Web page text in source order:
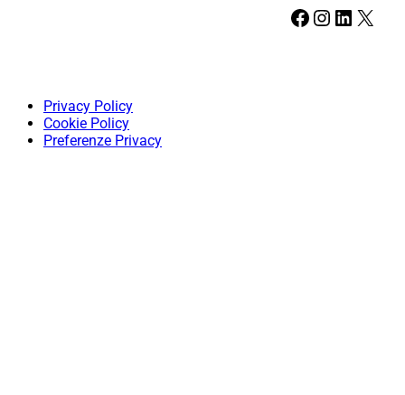
Facebook Instagram LinkedIn X
Privacy Policy
Cookie Policy
Preferenze Privacy